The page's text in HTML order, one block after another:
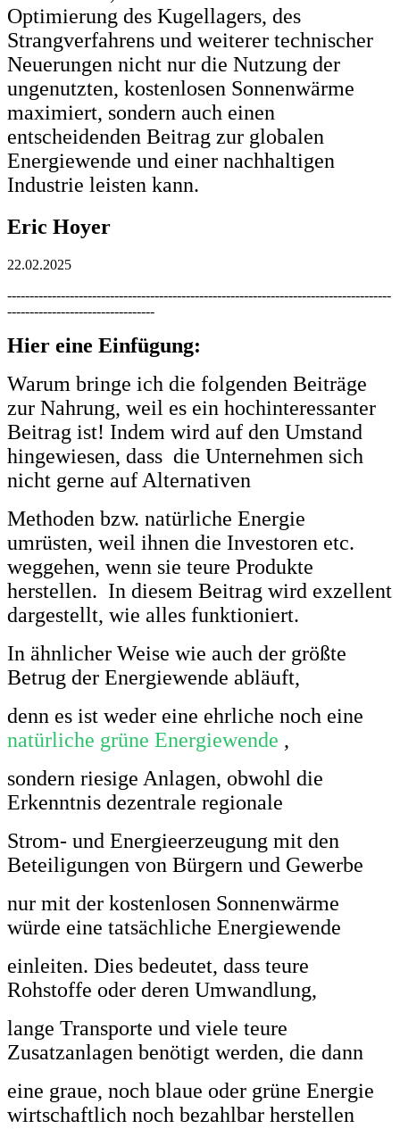
Optimierung des Kugellagers, des
Strangverfahrens und weiterer technischer
Neuerungen nicht nur die Nutzung der
ungenutzten, kostenlosen Sonnenwärme
maximiert, sondern auch einen
entscheidenden Beitrag zur globalen
Energiewende und einer nachhaltigen
Industrie leisten kann.
Eric Hoyer
22.02.2025
--------------------------------------------------------------------------------------
---------------------------------
Hier eine Einfügung:
Warum bringe ich die folgenden Beiträge
zur Nahrung, weil es ein hochinteressanter
Beitrag ist! Indem wird auf den Umstand
hingewiesen, dass die Unternehmen sich
nicht gerne auf Alternativen
Methoden bzw. natürliche Energie
umrüsten, weil ihnen die Investoren etc.
weggehen, wenn sie teure Produkte
herstellen. In diesem Beitrag wird exzellent
dargestellt, wie alles funktioniert.
In ähnlicher Weise wie auch der größte
Betrug der Energiewende abläuft,
denn es ist weder eine ehrliche noch eine
natürliche grüne Energiewende ,
sondern riesige Anlagen, obwohl die
Erkenntnis dezentrale regionale
Strom- und Energieerzeugung mit den
Beteiligungen von Bürgern und Gewerbe
nur mit der kostenlosen Sonnenwärme
würde eine tatsächliche Energiewende
einleiten. Dies bedeutet, dass teure
Rohstoffe oder deren Umwandlung,
lange Transporte und viele teure
Zusatzanlagen benötigt werden, die dann
eine graue, noch blaue oder grüne Energie
wirtschaftlich noch bezahlbar herstellen